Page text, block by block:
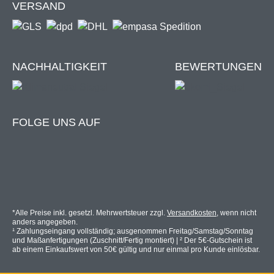
Wählbare Farben:
Schokoladenbraun (RAL 8017)
Nicht für Feuchträume geeignet.
VERSAND
NACHHALTIGKEIT BEWERTUNGEN
FOLGE UNS AUF
*Alle Preise inkl. gesetzl. Mehrwertsteuer zzgl. Versandkosten, wenn nicht
anders angegeben.
¹ Zahlungseingang vollständig; ausgenommen Freitag/Samstag/Sonntag
und Maßanfertigungen (Zuschnitt/Fertig montiert) | ² Der 5€-Gutschein ist
ab einem Einkaufswert von 50€ gültig und nur einmal pro Kunde einlösbar.